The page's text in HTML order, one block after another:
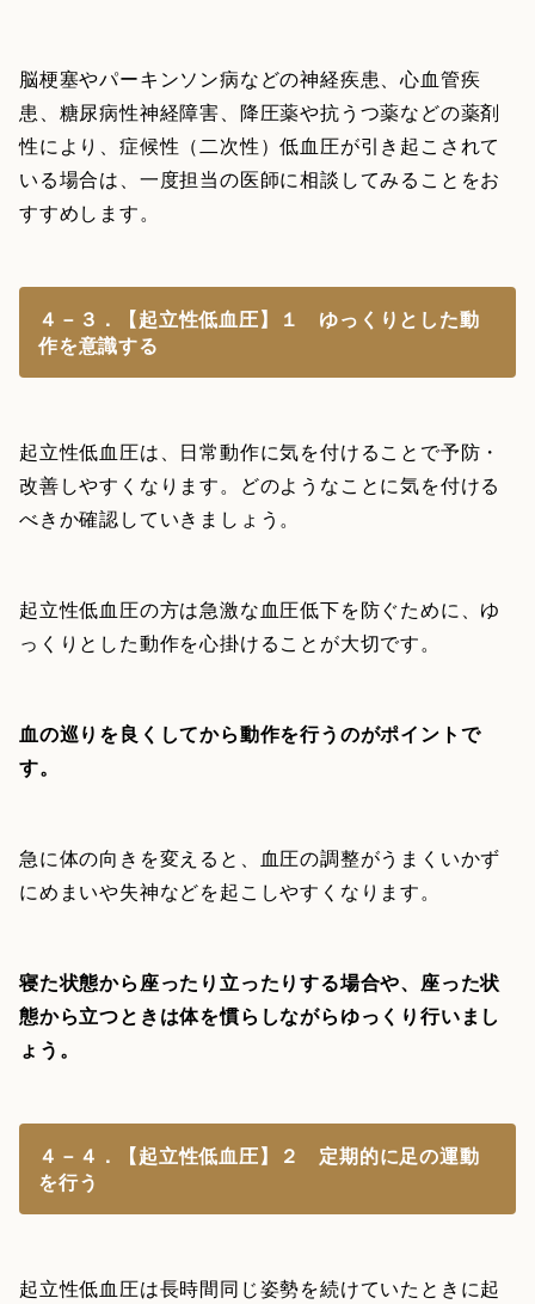
脳梗塞やパーキンソン病などの神経疾患、心血管疾
患、糖尿病性神経障害、降圧薬や抗うつ薬などの薬剤
性により、症候性（二次性）低血圧が引き起こされて
いる場合は、一度担当の医師に相談してみることをお
すすめします。
４－３．【起立性低血圧】１ ゆっくりとした動
作を意識する
起立性低血圧は、日常動作に気を付けることで予防・
改善しやすくなります。どのようなことに気を付ける
べきか確認していきましょう。
起立性低血圧の方は急激な血圧低下を防ぐために、ゆ
っくりとした動作を心掛けることが大切です。
血の巡りを良くしてから動作を行うのがポイントで
す。
急に体の向きを変えると、血圧の調整がうまくいかず
にめまいや失神などを起こしやすくなります。
寝た状態から座ったり立ったりする場合や、座った状
態から立つときは体を慣らしながらゆっくり行いまし
ょう。
４－４．【起立性低血圧】２ 定期的に足の運動
を行う
起立性低血圧は長時間同じ姿勢を続けていたときに起